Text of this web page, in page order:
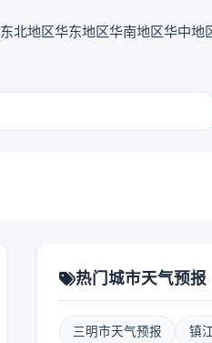
东北地区华东地区华南地区华中地
热门城市天气预报
三明市天气预报 镇